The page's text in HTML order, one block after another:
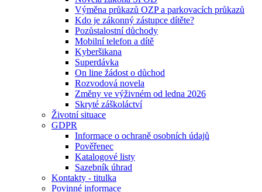
Výměna průkazů OZP a parkovacích průkazů
Kdo je zákonný zástupce dítěte?
Pozůstalostní důchody
Mobilní telefon a dítě
Kyberšikana
Superdávka
On line žádost o důchod
Rozvodová novela
Změny ve výživném od ledna 2026
Skryté záškoláctví
Životní situace
GDPR
Informace o ochraně osobních údajů
Pověřenec
Katalogové listy
Sazebník úhrad
Kontakty - titulka
Povinné informace